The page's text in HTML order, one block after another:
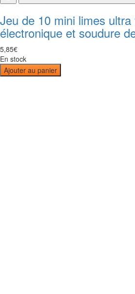
Jeu de 10 mini limes
électronique et soudure
5,85€
En stock
Ajouter au panier